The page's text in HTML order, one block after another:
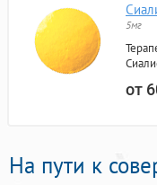
5мг
от
На пути к